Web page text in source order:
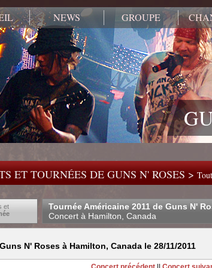
NEWS GROUPE
ET TOURNÉES DE GUNS N' ROSES >
et
Tournée Américaine 2011 de Guns N'
Concert à Hamilton, Canada
N' Roses à Hamilton, Canada le 28/11/2011